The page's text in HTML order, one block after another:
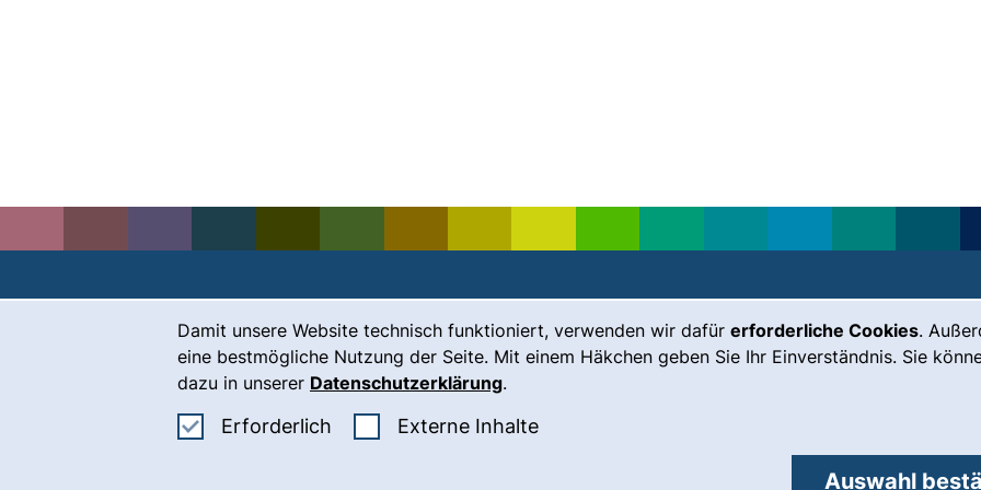
Damit unsere Website technisch funktioniert, verwenden wir dafür erforderliche Cookies.
eine bestmögliche Nutzung der Seite. Mit einem Häkchen geben Sie Ihr Einverständnis. Sie
dazu in unserer Datenschutzerklärung.
Erforderlich Erforderliche Cookies akzeptieren
Externe Inhalte: Externe Inhalte / Cookies akzeptieren
Auswahl
Kontakt
Karriere
Presse
(externer Link, öffnet neues Fenster)
Leichte Sprache
Gebärdensprache
Impressum
Cookie-
Einstellungen